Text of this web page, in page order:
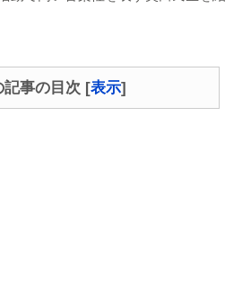
記事の目次 [表示]